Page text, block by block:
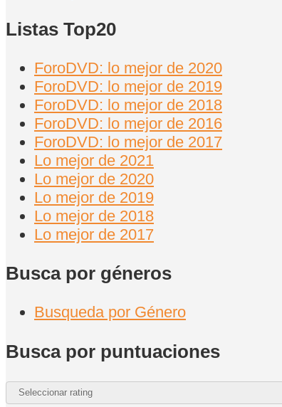
Listas Top20
ForoDVD: lo mejor de 2020
ForoDVD: lo mejor de 2019
ForoDVD: lo mejor de 2018
ForoDVD: lo mejor de 2016
ForoDVD: lo mejor de 2017
Lo mejor de 2021
Lo mejor de 2020
Lo mejor de 2019
Lo mejor de 2018
Lo mejor de 2017
Busca por géneros
Busqueda por Género
Busca por puntuaciones